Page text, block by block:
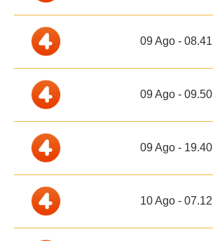
09 Ago - 08.41
09 Ago - 09.50
09 Ago - 19.40
10 Ago - 07.12